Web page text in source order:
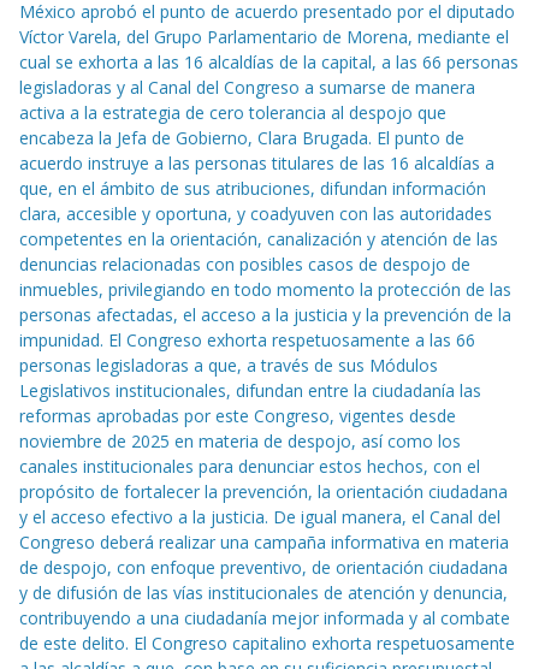
México aprobó el punto de acuerdo presentado por el diputado
Víctor Varela, del Grupo Parlamentario de Morena, mediante el
cual se exhorta a las 16 alcaldías de la capital, a las 66 personas
legisladoras y al Canal del Congreso a sumarse de manera
activa a la estrategia de cero tolerancia al despojo que
encabeza la Jefa de Gobierno, Clara Brugada. El punto de
acuerdo instruye a las personas titulares de las 16 alcaldías a
que, en el ámbito de sus atribuciones, difundan información
clara, accesible y oportuna, y coadyuven con las autoridades
competentes en la orientación, canalización y atención de las
denuncias relacionadas con posibles casos de despojo de
inmuebles, privilegiando en todo momento la protección de las
personas afectadas, el acceso a la justicia y la prevención de la
impunidad. El Congreso exhorta respetuosamente a las 66
personas legisladoras a que, a través de sus Módulos
Legislativos institucionales, difundan entre la ciudadanía las
reformas aprobadas por este Congreso, vigentes desde
noviembre de 2025 en materia de despojo, así como los
canales institucionales para denunciar estos hechos, con el
propósito de fortalecer la prevención, la orientación ciudadana
y el acceso efectivo a la justicia. De igual manera, el Canal del
Congreso deberá realizar una campaña informativa en materia
de despojo, con enfoque preventivo, de orientación ciudadana
y de difusión de las vías institucionales de atención y denuncia,
contribuyendo a una ciudadanía mejor informada y al combate
de este delito. El Congreso capitalino exhorta respetuosamente